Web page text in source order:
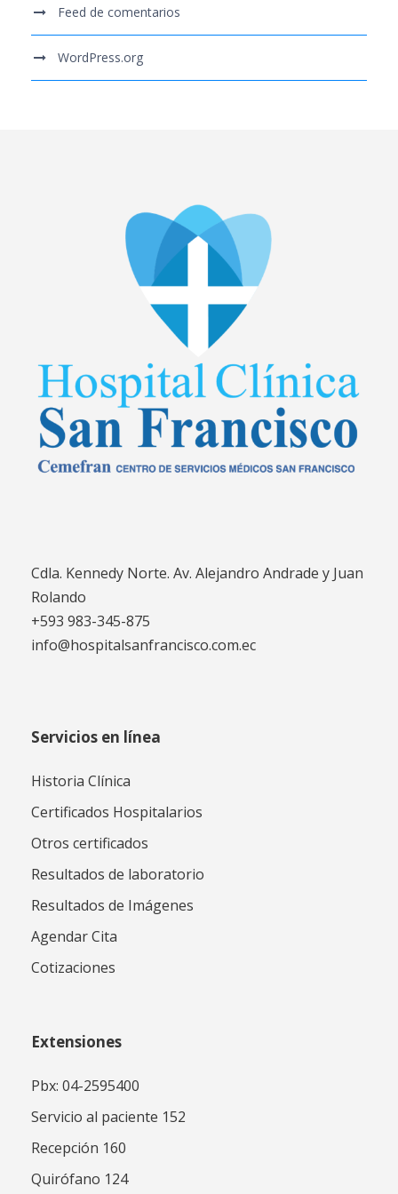
Feed de comentarios
WordPress.org
Cdla. Kennedy Norte. Av. Alejandro Andrade y Juan
Rolando
+593 983-345-875
info@hospitalsanfrancisco.com.ec
Servicios en línea
Historia Clínica
Certificados Hospitalarios
Otros certificados
Resultados de laboratorio
Resultados de Imágenes
Agendar Cita
Cotizaciones
Extensiones
Pbx: 04-2595400
Servicio al paciente 152
Recepción 160
Quirófano 124